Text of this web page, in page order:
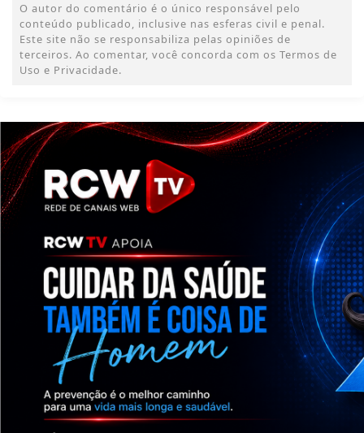
O autor do comentário é o único responsável pelo
conteúdo publicado, inclusive nas esferas civil e penal.
Este site não se responsabiliza pelas opiniões de
terceiros. Ao comentar, você concorda com os Termos de
Uso e Privacidade.